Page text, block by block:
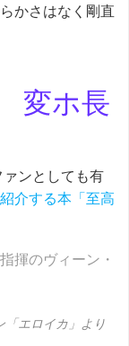
かさはなく剛直
変ホ長
ンとしても有
介する本「至高
揮のヴィーン・
「エロイカ」より